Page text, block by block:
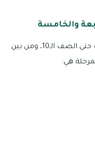
والخامسة
وهو المنهج الذي يتم تقديمه للطلاب حتى الصف الـ10، ومن بين
هي: